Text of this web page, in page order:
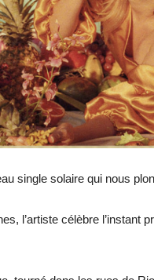
single solaire qui nous
l’artiste célèbre l’instant